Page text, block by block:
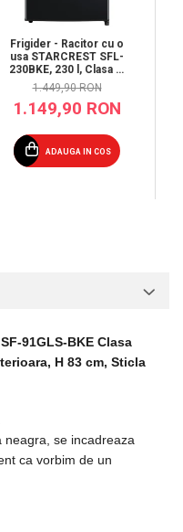
Frigider - Racitor cu o
usa STARCREST SFL-
230BKE, 230 l, Clasa E,
Termostat reglabil,
Rafturi ajustabile, H 142
cm, Negru
1.449,90 RON
1.149,90 RON
ADAUGA IN COS
91GLS-BKE Clasa
H 83 cm, Sticla
neagra, se incadreaza
ca vorbim de un